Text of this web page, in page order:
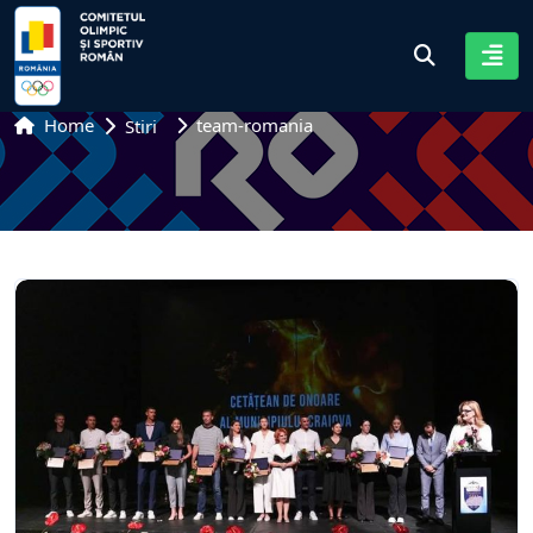
Home Stiri team-romania